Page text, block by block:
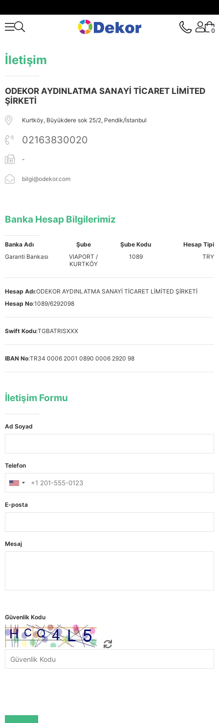
0
İletişim
ODEKOR AYDINLATMA SANAYİ TİCARET LİMİTED
ŞİRKETİ
Kurtköy, Büyükdere sok 25/2, Pendik/İstanbul
02163830020
-
bilgi@odekor.com
Banka Hesap Bilgilerimiz
Banka Adı
Garanti Bankası
Şube
VIAPORT /
KURTKÖY
Şube Kodu
1089
Hesap Tipi
TRY
Hesap Adı:ODEKOR AYDINLATMA SANAYİ TİCARET LİMİTED ŞİRKETİ
Hesap No:1089/6292098
Swift Kodu:TGBATRISXXX
IBAN No:TR34 0006 2001 0890 0006 2920 98
İletişim Formu
Ad Soyad
Telefon
E-posta
Mesaj
Güvenlik Kodu